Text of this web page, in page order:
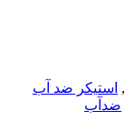
, استیکر ضد آب
ضدآب